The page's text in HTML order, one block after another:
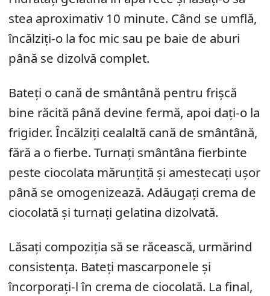
stea aproximativ 10 minute. Când se umflă,
încălziți-o la foc mic sau pe baie de aburi
până se dizolvă complet.
Bateți o cană de smântână pentru frișcă
bine răcită până devine fermă, apoi dați-o la
frigider. Încălziți cealaltă cană de smântână,
fără a o fierbe. Turnați smântâna fierbinte
peste ciocolata mărunțită și amestecați ușor
până se omogenizează. Adăugați crema de
ciocolată și turnați gelatina dizolvată.
Lăsați compoziția să se răcească, urmărind
consistența. Bateți mascarponele și
încorporați-l în crema de ciocolată. La final,